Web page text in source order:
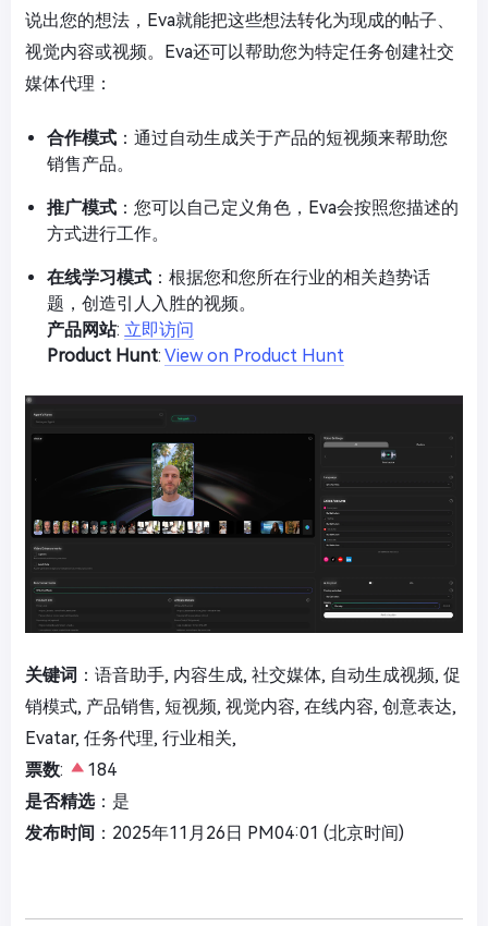
说出您的想法，Eva就能把这些想法转化为现成的帖子、
视觉内容或视频。Eva还可以帮助您为特定任务创建社交
媒体代理：
合作模式 ：通过自动生成关于产品的短视频来帮助您
销售产品。
推广模式 ：您可以自己定义角色，Eva会按照您描述的
方式进行工作。
在线学习模式 ：根据您和您所在行业的相关趋势话
题，创造引人入胜的视频。
产品网站: 立即访问
Product Hunt: View on Product Hunt
关键词 ：语音助手, 内容生成, 社交媒体, 自动生成视频, 促
销模式, 产品销售, 短视频, 视觉内容, 在线内容, 创意表达,
Evatar, 任务代理, 行业相关,
票数:
184
是否精选：是
发布时间 ：2025年11月26日 PM04:01 (北京时间)